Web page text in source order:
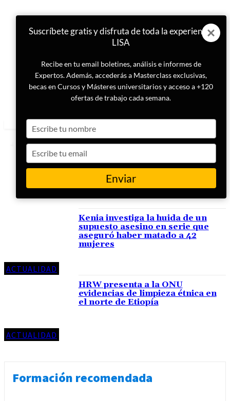
ETIQUETA
Eritrea
ACTUALIDAD
Kenia investiga la huida de un
supuesto asesino en serie que
aseguró haber matado a 42
mujeres
ACTUALIDAD
HRW presenta a la ONU
evidencias de limpieza étnica en
el norte de Etiopía
Formación recomendada
Suscríbete gratis y disfruta de toda la experiencia
LISA
Recibe en tu email boletines, análisis e informes de
Expertos. Además, accederás a Masterclass exclusivas,
becas en Cursos y Másteres universitarios y acceso a +120
ofertas de trabajo cada semana.
your
name
your
email
Enviar